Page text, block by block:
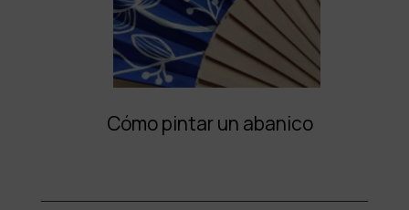
Cómo pintar un abanico